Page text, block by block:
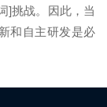
]挑战。因此，当
和自主研发是必